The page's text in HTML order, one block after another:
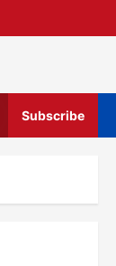
Subscribe